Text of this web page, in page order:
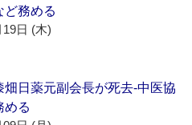
ど務める
19日 (木)
畑日薬元副会長が死去‐中医協
める